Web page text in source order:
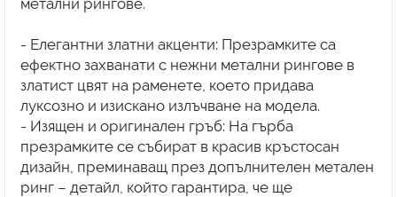
- Елегантни златни акценти: Презрамките са
ефектно захванати с нежни метални рингове в
златист цвят на раменете, което придава
луксозно и изискано излъчване на модела.
- Изящен и оригинален гръб: На гърба
презрамките се събират в красив кръстосан
дизайн, преминаващ през допълнителен метален
ринг – детайл, който гарантира, че ще